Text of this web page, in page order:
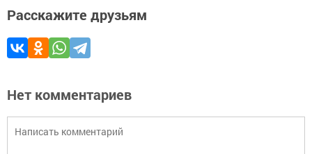
Расскажите друзьям
Нет комментариев